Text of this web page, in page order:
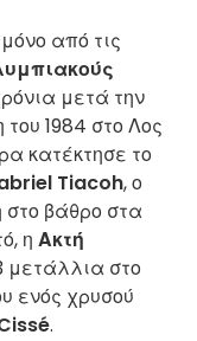
από τις
μετά την
1984 στο Λος
κατέκτησε το
Tiacoh, ο
στο βάθρο στα
η Ακτή
μετάλλια στο
ενός χρυσού
.